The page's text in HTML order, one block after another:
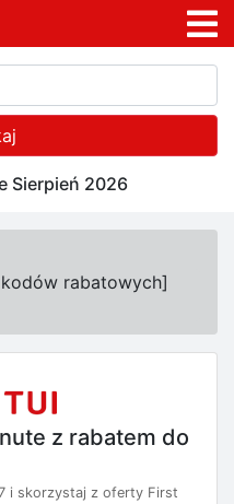
Sierpień 2026
rabatowych]
z rabatem do
i skorzystaj z oferty First